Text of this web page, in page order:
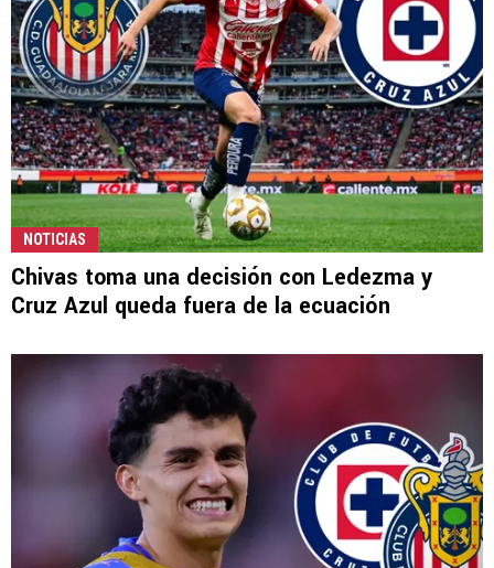
NOTICIAS
Chivas toma una decisión con Ledezma y
Cruz Azul queda fuera de la ecuación